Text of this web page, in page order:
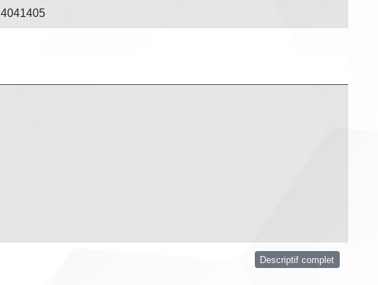
4041405
Descriptif complet